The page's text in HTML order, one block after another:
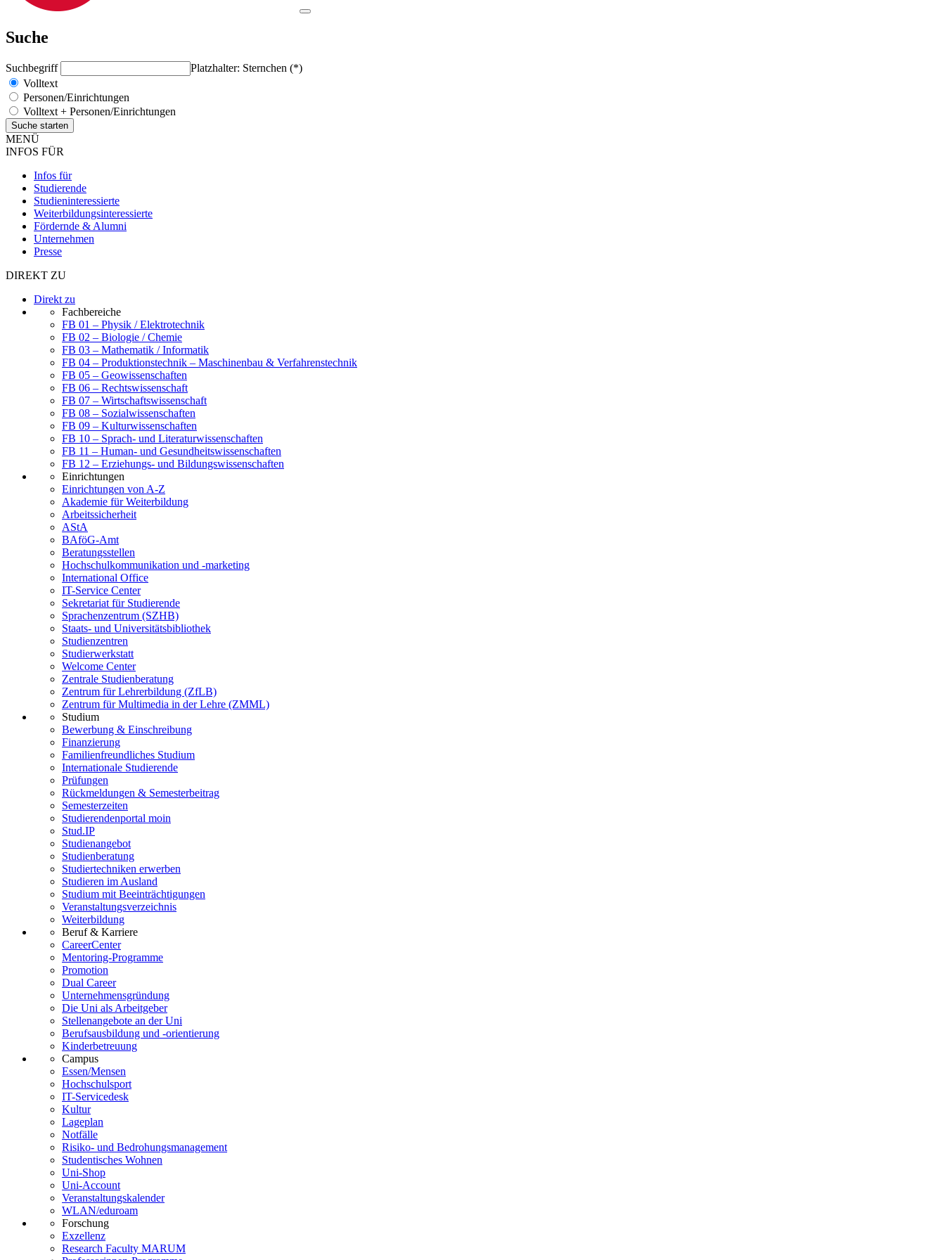
Suche
Suchbegriff
Platzhalter: Sternchen (*)
Volltext
Personen/Einrichtungen
Volltext + Personen/Einrichtungen
MENÜ
INFOS FÜR
Infos für
Studierende
Studieninteressierte
Weiterbildungsinteressierte
Fördernde & Alumni
Unternehmen
Presse
DIREKT ZU
Direkt zu
Fachbereiche
FB 01 – Physik / Elektrotechnik
FB 02 – Biologie / Chemie
FB 03 – Mathematik / Informatik
FB 04 – Produktionstechnik – Maschinenbau & Verfahrenstechnik
FB 05 – Geowissenschaften
FB 06 – Rechtswissenschaft
FB 07 – Wirtschaftswissenschaft
FB 08 – Sozialwissenschaften
FB 09 – Kulturwissenschaften
FB 10 – Sprach- und Literaturwissenschaften
FB 11 – Human- und Gesundheitswissenschaften
FB 12 – Erziehungs- und Bildungswissenschaften
Einrichtungen
Einrichtungen von A-Z
Akademie für Weiterbildung
Arbeitssicherheit
AStA
BAföG-Amt
Beratungsstellen
Hochschulkommunikation und -marketing
International Office
IT-Service Center
Sekretariat für Studierende
Sprachenzentrum (SZHB)
Staats- und Universitätsbibliothek
Studienzentren
Studierwerkstatt
Welcome Center
Zentrale Studienberatung
Zentrum für Lehrerbildung (ZfLB)
Zentrum für Multimedia in der Lehre (ZMML)
Studium
Bewerbung & Einschreibung
Finanzierung
Familienfreundliches Studium
Internationale Studierende
Prüfungen
Rückmeldungen & Semesterbeitrag
Semesterzeiten
Studierendenportal moin
Stud.IP
Studienangebot
Studienberatung
Studiertechniken erwerben
Studieren im Ausland
Studium mit Beeinträchtigungen
Veranstaltungsverzeichnis
Weiterbildung
Beruf & Karriere
CareerCenter
Mentoring-Programme
Promotion
Dual Career
Unternehmensgründung
Die Uni als Arbeitgeber
Stellenangebote an der Uni
Berufsausbildung und -orientierung
Kinderbetreuung
Campus
Essen/Mensen
Hochschulsport
IT-Servicedesk
Kultur
Lageplan
Notfälle
Risiko- und Bedrohungsmanagement
Studentisches Wohnen
Uni-Shop
Uni-Account
Veranstaltungskalender
WLAN/eduroam
Forschung
Exzellenz
Research Faculty MARUM